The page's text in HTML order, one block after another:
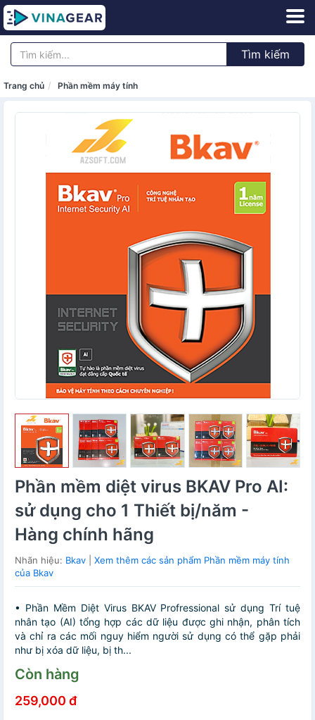
Tìm kiếm
Trang chủ Phần mềm máy tính
Phần mềm diệt virus BKAV Pro AI:
sử dụng cho 1 Thiết bị/năm -
Hàng chính hãng
Nhãn hiệu: Bkav
Xem thêm các sản phẩm Phần mềm máy tính
của Bkav
• Phần Mềm Diệt Virus BKAV Profressional sử dụng Trí tuệ
nhân tạo (AI) tổng hợp các dữ liệu được ghi nhận, phân tích
và chỉ ra các mối nguy hiểm người sử dụng có thể gặp phải
như bị xóa dữ liệu, bị th...
Còn hàng
259,000 đ